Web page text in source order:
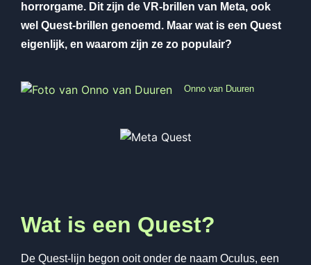
horrorgame. Dit zijn de VR-brillen van Meta, ook
wel Quest-brillen genoemd. Maar wat is een Quest
eigenlijk, en waarom zijn ze zo populair?
Onno van Duuren
Wat is een Quest?
De Quest-lijn begon ooit onder de naam Oculus, een